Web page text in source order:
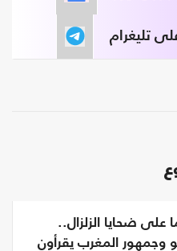
تليغرام
على ضحايا الزلزال..
وجمهور المغرب يقرأون